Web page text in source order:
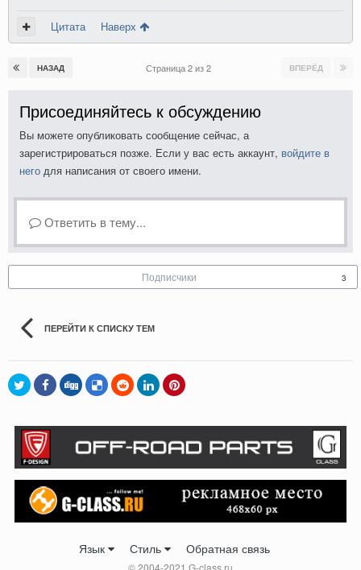
Цитата Наверх
НАЗАД ВПЕРЁД
Страница 2 из 2
Присоединяйтесь к обсуждению
Вы можете опубликовать сообщение сейчас, а
зарегистрироваться позже. Если у вас есть аккаунт, войдите в
него для написания от своего имени.
Ответить в тему...
Подписчики 3
ПЕРЕЙТИ К СПИСКУ ТЕМ
Язык Стиль Обратная связь
© 2004-2021 G-class.ru